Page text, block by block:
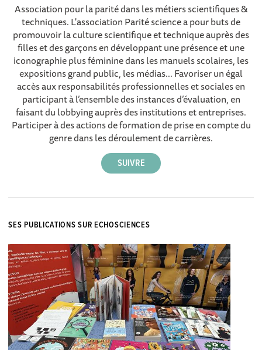
Association pour la parité dans les métiers scientifiques &
techniques. L'association Parité science a pour buts de
promouvoir la culture scientifique et technique auprès des
filles et des garçons en développant une présence et une
iconographie plus féminine dans les manuels scolaires, les
expositions grand public, les médias... Favoriser un égal
accès aux responsabilités professionnelles et sociales en
participant à l’ensemble des instances d’évaluation, en
faisant du lobbying auprès des institutions et entreprises.
Participer à des actions de formation de prise en compte du
genre dans les déroulement de carrières.
SES PUBLICATIONS SUR ECHOSCIENCES